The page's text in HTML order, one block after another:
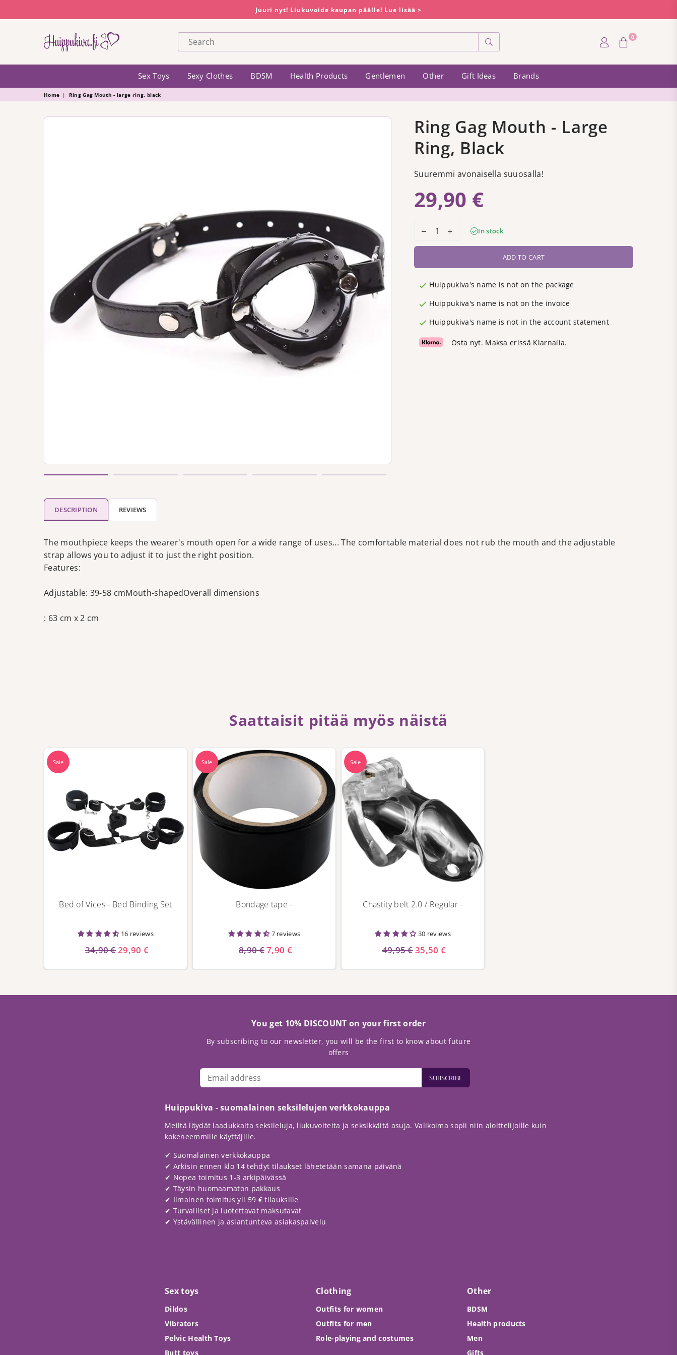
Juuri nyt! Liukuvoide kaupan päälle! Lue lisää >
HUIPPUKIVA
0
Sex Toys Sexy Clothes BDSM Health Products Gentlemen Other Gift Ideas Brands
Home | Ring Gag Mouth - large ring, black
Ring Gag Mouth - Large
Ring, Black
Suuremmi avonaisella suuosalla!
Regular
29,90 €
In stock
ADD TO CART
Huippukiva's name is not on the package
Huippukiva's name is not on the invoice
Huippukiva's name is not in the account statement
Osta nyt. Maksa erissä Klarnalla.
DESCRIPTION REVIEWS
The mouthpiece keeps the wearer's mouth open for a wide range of uses... The comfortable material does not rub the mouth and the adjustable
strap allows you to adjust it to just the right position.
Features:
Adjustable: 39-58 cmMouth-shapedOverall dimensions
: 63 cm x 2 cm
Saattaisit pitää myös näistä
Sale
Bed of Vices - Bed Binding Set
16 reviews
34,90 €29,90 €
Sale
Bondage tape -
7 reviews
8,90 €7,90 €
Sale
Chastity belt 2.0 / Regular -
30 reviews
49,95 €35,50 €
You get 10% DISCOUNT on your first order
By subscribing to our newsletter, you will be the first to know about future
offers
SUBSCRIBE
Huippukiva - suomalainen seksilelujen verkkokauppa
Meiltä löydät laadukkaita seksileluja, liukuvoiteita ja seksikkäitä asuja. Valikoima sopii niin aloittelijoille kuin
kokeneemmille käyttäjille.
✔ Suomalainen verkkokauppa
✔ Arkisin ennen klo 14 tehdyt tilaukset lähetetään samana päivänä
✔ Nopea toimitus 1-3 arkipäivässä
✔ Täysin huomaamaton pakkaus
✔ Ilmainen toimitus yli 59 € tilauksille
✔ Turvalliset ja luotettavat maksutavat
✔ Ystävällinen ja asiantunteva asiakaspalvelu
Sex toys
Dildos
Vibrators
Pelvic Health Toys
Butt toys
Clothing
Outfits for women
Outfits for men
Role-playing and costumes
Other
BDSM
Health products
Men
Gifts